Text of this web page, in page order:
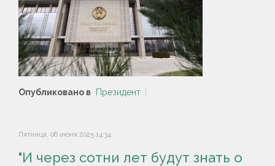
Опубликовано в Президент
Пятница, 06 июня 2025 14:34
"И через сотни лет будут знать о